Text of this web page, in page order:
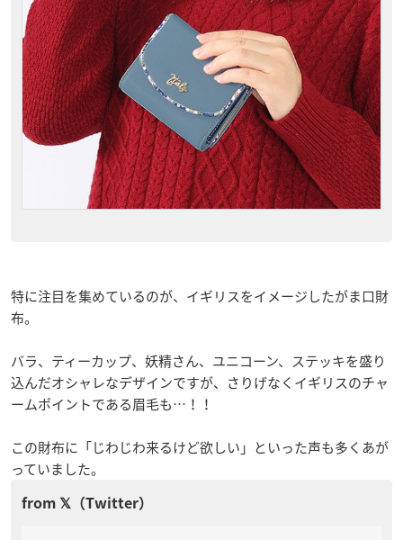
特に注目を集めているのが、イギリスをイメージしたがま口財
布。
バラ、ティーカップ、妖精さん、ユニコーン、ステッキを盛り
込んだオシャレなデザインですが、さりげなくイギリスのチャ
ームポイントである眉毛も…！！
この財布に「じわじわ来るけど欲しい」といった声も多くあが
っていました。